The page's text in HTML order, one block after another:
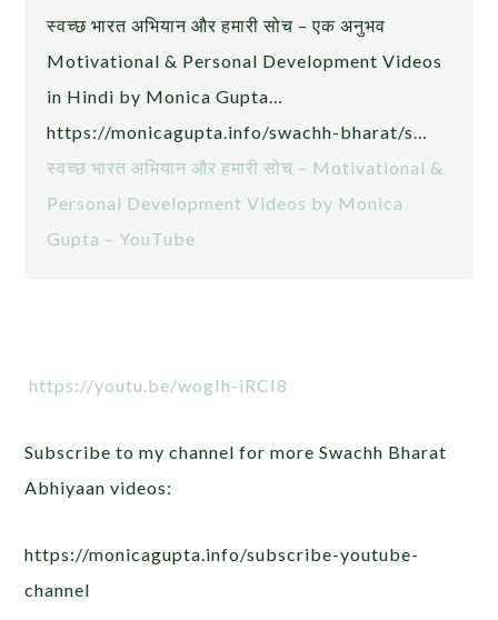
स्वच्छ भारत अभियान और हमारी सोच – एक अनुभव
Motivational & Personal Development Videos
in Hindi by Monica Gupta…
https://monicagupta.info/swachh-bharat/s…
स्वच्छ भारत अभियान और हमारी सोच – Motivational &
Personal Development Videos by Monica
Gupta – YouTube
https://youtu.be/wogIh-iRCI8
Subscribe to my channel for more Swachh Bharat
Abhiyaan videos:
https://monicagupta.info/subscribe-youtube-
channel